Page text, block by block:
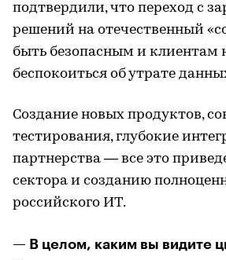
подтвердили, что переход с
решений на отечественный
быть безопасным и клиентам
беспокоиться об утрате
Создание новых продуктов,
тестирования, глубокие
партнерства — все это
сектора и созданию
российского ИТ.
— В целом, каким вы видите